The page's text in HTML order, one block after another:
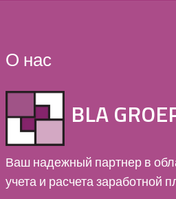
О нас
BLA
Ваш надежный партнер в
учета и расчета заработной